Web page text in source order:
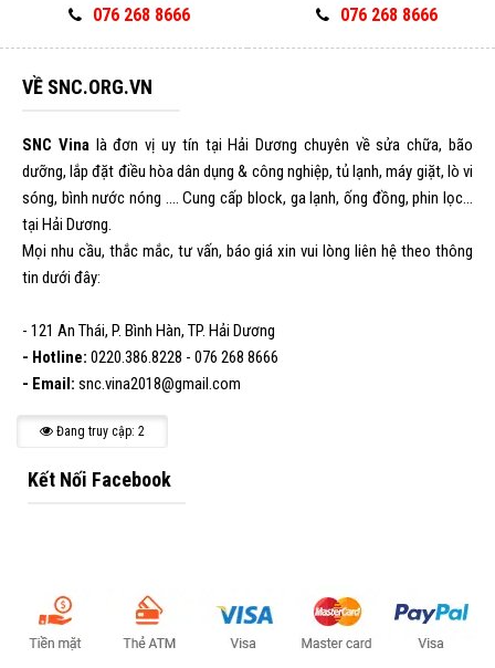
076 268 8666 076 268 8666
VỀ SNC.ORG.VN
SNC Vinalà đơn vị uy tín tại Hải Dương chuyên về sửa chữa, bão
dưỡng, lắp đặt điều hòa dân dụng & công nghiệp, tủ lạnh, máy giặt, lò vi
sóng, bình nước nóng .... Cung cấp block, ga lạnh, ống đồng, phin lọc...
tại Hải Dương.
Mọi nhu cầu, thắc mắc, tư vấn, báo giá xin vui lòng liên hệ theo thông
tin dưới đây:
- 121 An Thái, P. Bình Hàn, TP. Hải Dương
- Hotline: 0220.386.8228 - 076 268 8666
- Email: snc.vina2018@gmail.com
Đang truy cập: 2
Kết Nối Facebook